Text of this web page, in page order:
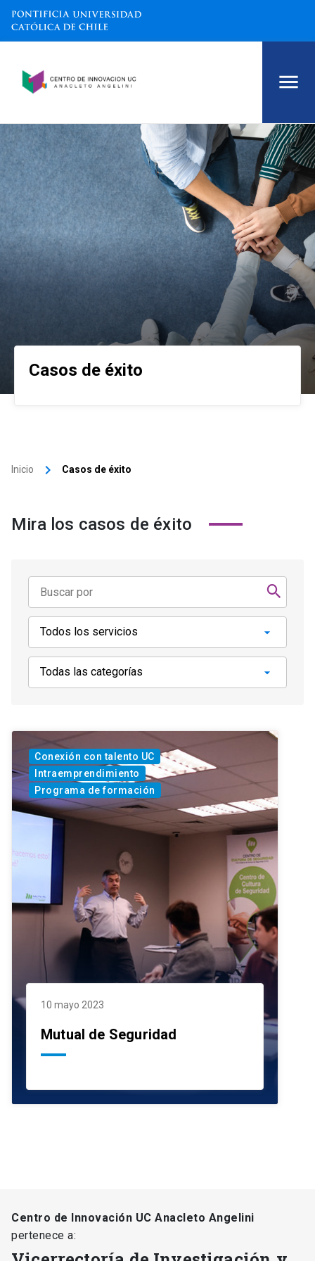
Casos de éxito
Inicio keyboard_arrow_right Casos de éxito
Mira los casos de éxito
10 mayo 2023
Mutual de Seguridad
Conexión con talento UC
Intraemprendimiento
Programa de formación
Centro de Innovación UC Anacleto Angelini
pertenece a: